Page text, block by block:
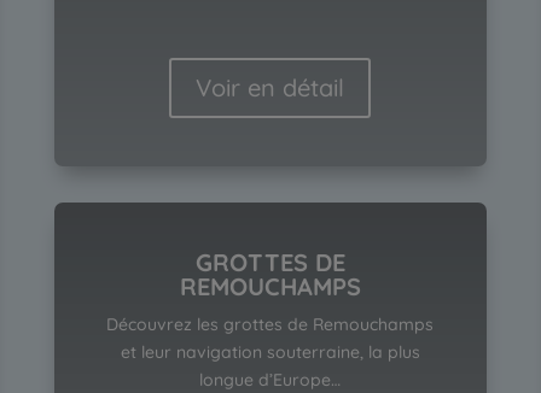
Voir en détail
GROTTES DE
REMOUCHAMPS
Découvrez les grottes de Remouchamps
et leur navigation souterraine, la plus
longue d’Europe…